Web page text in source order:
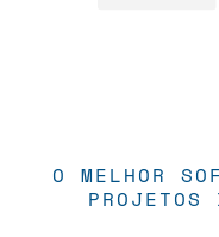
O MELHOR
PROJETOS